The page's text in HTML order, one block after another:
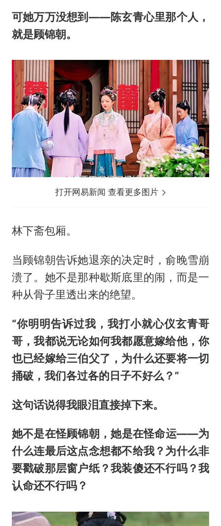
可她万万没想到——陈玄青心里那个人，
就是顾锦朝。
打开网易新闻 查看更多图片
林下斋包厢。
当顾锦朝告诉她退亲的决定时，俞晚雪崩
溃了。她不是那种歇斯底里的闹，而是一
种从骨子里透出来的绝望。
“你明明告诉过我，我打小就心仪玄青哥
哥，我都说无论如何我都愿意嫁给他，你
也已经嫁给三伯父了，为什么还要将一切
捅破，我们各过各的日子不好么？”
这句话说得我眼泪直接掉下来。
她不是在怪顾锦朝，她是在怪命运——为
什么连最后这点念想都不给我？为什么非
要戳破那层窗户纸？我装傻还不行吗？我
认命还不行吗？